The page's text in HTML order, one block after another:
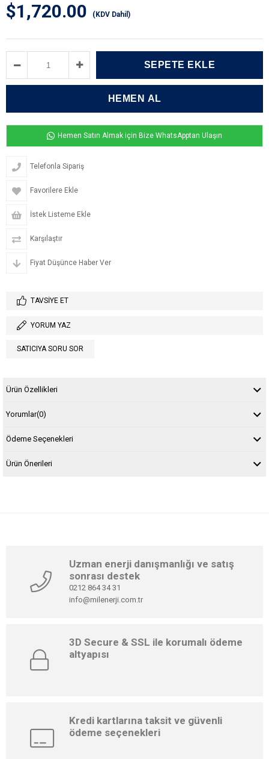
$1,720.00 (KDV Dahil)
Hemen Satın Almak için Bize WhatsApptan Ulaşın
Telefonla Sipariş
Favorilere Ekle
İstek Listeme Ekle
Karşılaştır
Fiyat Düşünce Haber Ver
TAVSIYE ET
YORUM YAZ
SATICIYA SORU SOR
Ürün Özellikleri
Yorumlar(0)
Ödeme Seçenekleri
Ürün Önerileri
Uzman enerji danışmanlığı ve satış
sonrası destek
0212 864 34 31
info@milenerji.com.tr
3D Secure & SSL ile korumalı ödeme
altyapısı
Kredi kartlarına taksit ve güvenli
ödeme seçenekleri